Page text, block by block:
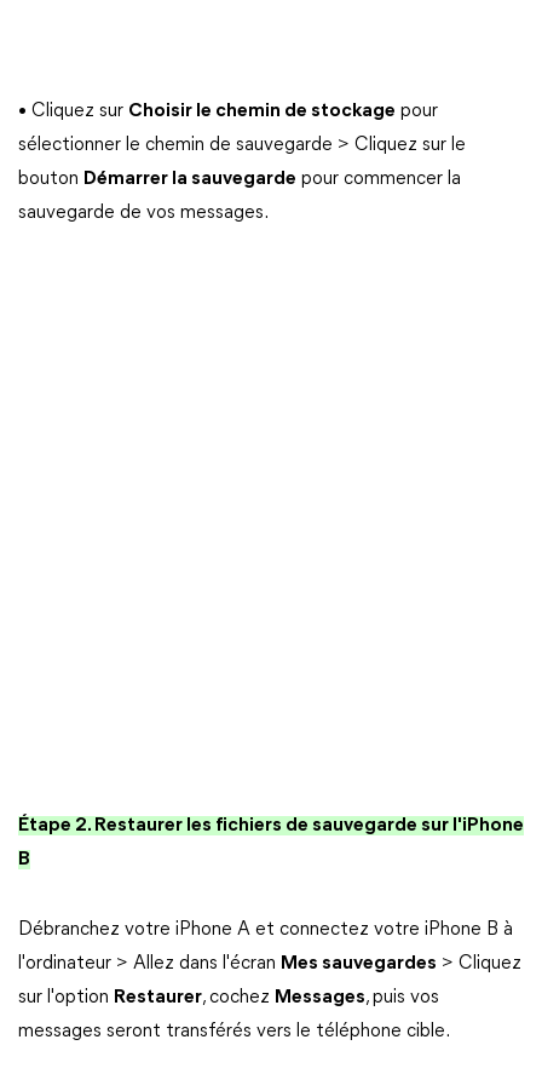
• Cliquez sur Choisir le chemin de stockage pour
sélectionner le chemin de sauvegarde > Cliquez sur le
bouton Démarrer la sauvegarde pour commencer la
sauvegarde de vos messages.
Étape 2. Restaurer les fichiers de sauvegarde sur l'iPhone
B
Débranchez votre iPhone A et connectez votre iPhone B à
l'ordinateur > Allez dans l'écran Mes sauvegardes > Cliquez
sur l'option Restaurer, cochez Messages, puis vos
messages seront transférés vers le téléphone cible.